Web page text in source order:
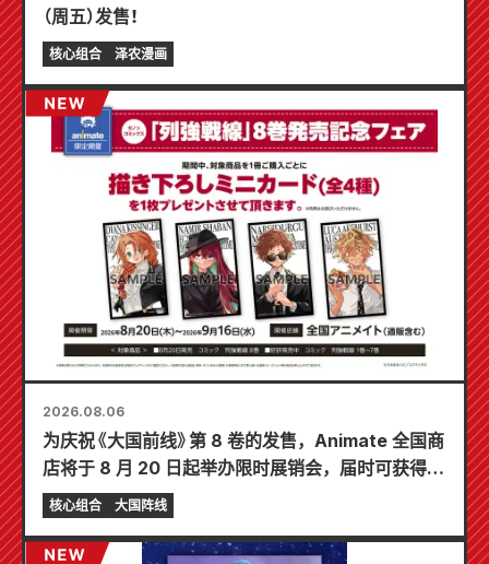
（周五）发售！
核心组合 泽农漫画
2026.08.06
为庆祝《大国前线》第 8 卷的发售，Animate 全国商
店将于 8 月 20 日起举办限时展销会，届时可获得特
制迷你卡片（共 4 种）！
核心组合 大国阵线